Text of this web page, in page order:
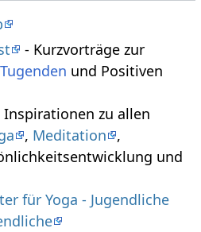
- Kurzvorträge zur
Tugenden und Positiven
Inspirationen zu allen
, Meditation
,
und
für Yoga - Jugendliche